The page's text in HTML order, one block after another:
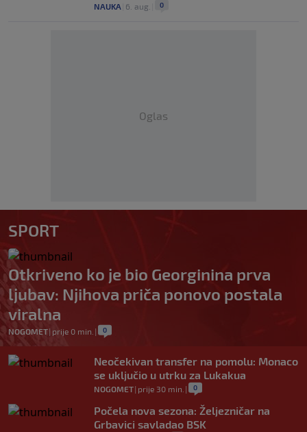
NAUKA 6. aug. 0
Oglas
SPORT
Otkriveno ko je bio Georginina prva
ljubav: Njihova priča ponovo postala
viralna
NOGOMET| prije 0 min. | 0
Neočekivan transfer na pomolu: Monaco
se uključio u utrku za Lukakua
NOGOMET| prije 30 min. | 0
Počela nova sezona: Željezničar na
Grbavici savladao BSK